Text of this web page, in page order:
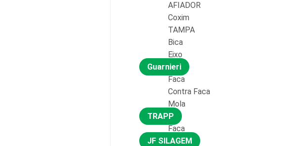
AFIADOR
Coxim
TAMPA
Bica
Eixo
Guarnieri
Faca
Contra Faca
Mola
TRAPP
Faca
JF SILAGEM